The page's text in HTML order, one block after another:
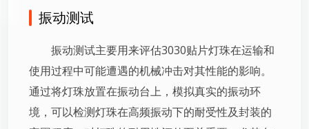
振动测试
振动测试主要用来评估3030贴片灯珠在运输和
使用过程中可能遭遇的机械冲击对其性能的影响。
通过将灯珠放置在振动台上，模拟真实的振动环
境，可以检测灯珠在高频振动下的耐受性及封装的